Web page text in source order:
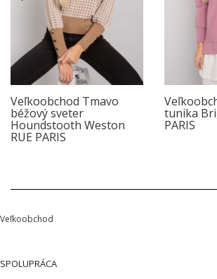
Veľkoobchod Tmavo
béžový sveter
Houndstooth Weston
RUE PARIS
tunika
PARIS
Veľkoobchod
SPOLUPRÁCA